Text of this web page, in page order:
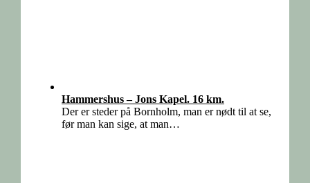
Hammershus – Jons Kapel. 16 km.
Der er steder på Bornholm, man er nødt til at se,
før man kan sige, at man…